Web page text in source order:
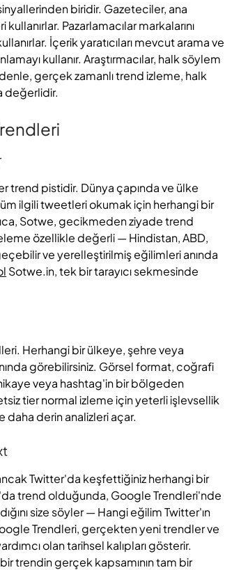
biridir. Gazeteciler, ana
Pazarlamacılar markalarını
İçerik yaratıcıları mevcut arama ve
kullanır. Araştırmacılar, halk söylem
gerçek zamanlı trend izleme, halk
değerlidir.
trend pistidir. Dünya çapında ve ülke
ilgili tweetleri okumak için herhangi bir
Sotwe, gecikmeden ziyade trend
özellikle değerli — Hindistan, ABD,
ve yerelleştirilmiş eğilimleri anında
Sotwe.in, tek bir tarayıcı sekmesinde
Herhangi bir ülkeye, şehre veya
görebilirsiniz. Görsel format, coğrafi
veya hashtag'in bir bölgeden
tier normal izleme için yeterli işlevsellik
derin analizleri açar.
Twitter'da keşfettiğiniz herhangi bir
trend olduğunda, Google Trendleri'nde
size söyler — Hangi eğilim Twitter'ın
Trendleri, gerçekten yeni trendler ve
olan tarihsel kalıpları gösterir.
trendin gerçek kapsamının tam bir